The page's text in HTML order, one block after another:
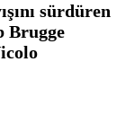
sürdüren
Brugge